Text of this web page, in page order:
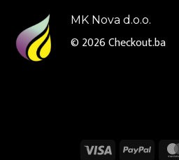
MK Nova d.o.o.
© 2026Checkout.ba